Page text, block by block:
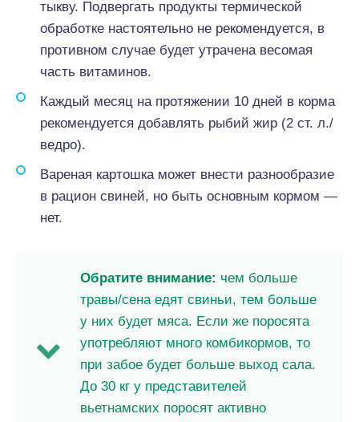
тыкву. Подвергать продукты термической
обработке настоятельно не рекомендуется, в
противном случае будет утрачена весомая
часть витаминов.
Каждый месяц на протяжении 10 дней в корма
рекомендуется добавлять рыбий жир (2 ст. л./
ведро).
Вареная картошка может внести разнообразие
в рацион свиней, но быть основным кормом —
нет.
Обратите внимание: чем больше
травы/сена едят свиньи, тем больше
у них будет мяса. Если же поросята
употребляют много комбикормов, то
при забое будет больше выход сала.
До 30 кг у представителей
вьетнамских поросят активно